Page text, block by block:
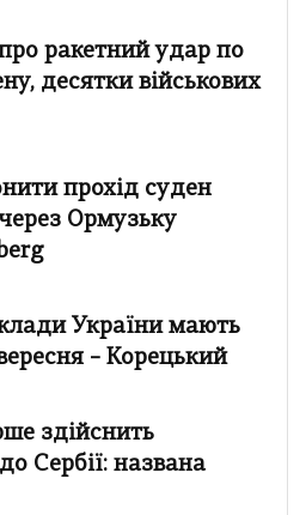
ракетний удар по
десятки військових
прохід суден
Ормузьку
України мають
– Корецький
здійснить
Сербії: названа